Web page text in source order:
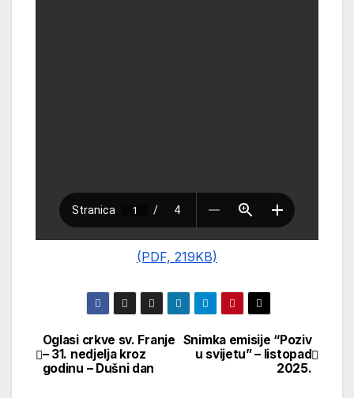
(PDF, 219KB)
Navigacija
objava
Snimka emisije “Poziv
u svijetu” – listopad
2025.
Oglasi crkve sv. Franje
– 31. nedjelja kroz
godinu – Dušni dan